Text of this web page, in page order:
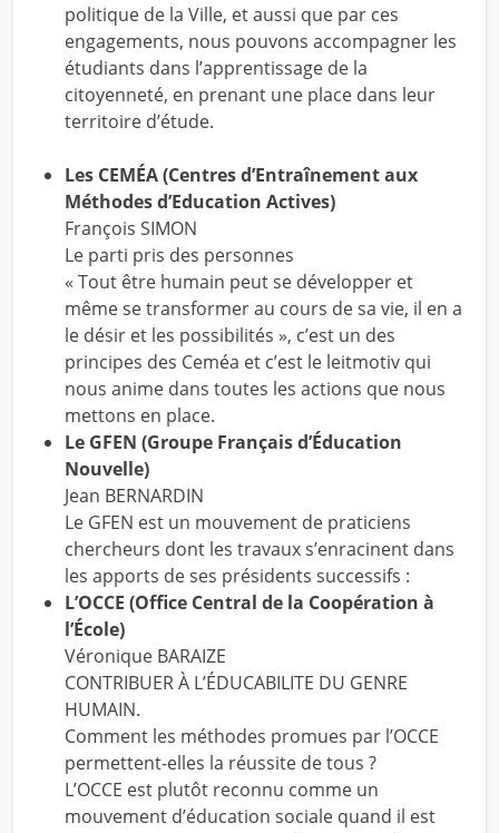
politique de la Ville, et aussi que par ces
engagements, nous pouvons accompagner les
étudiants dans l’apprentissage de la
citoyenneté, en prenant une place dans leur
territoire d’étude.
Les CEMÉA (Centres d’Entraînement aux
Méthodes d’Education Actives)
François SIMON
Le parti pris des personnes
« Tout être humain peut se développer et
même se transformer au cours de sa vie, il en a
le désir et les possibilités », c’est un des
principes des Ceméa et c’est le leitmotiv qui
nous anime dans toutes les actions que nous
mettons en place.
Le GFEN (Groupe Français d’Éducation
Nouvelle)
Jean BERNARDIN
Le GFEN est un mouvement de praticiens
chercheurs dont les travaux s’enracinent dans
les apports de ses présidents successifs :
L’OCCE (Office Central de la Coopération à
l’École)
Véronique BARAIZE
CONTRIBUER À L’ÉDUCABILITE DU GENRE
HUMAIN.
Comment les méthodes promues par l’OCCE
permettent-elles la réussite de tous ?
L’OCCE est plutôt reconnu comme un
mouvement d’éducation sociale quand il est